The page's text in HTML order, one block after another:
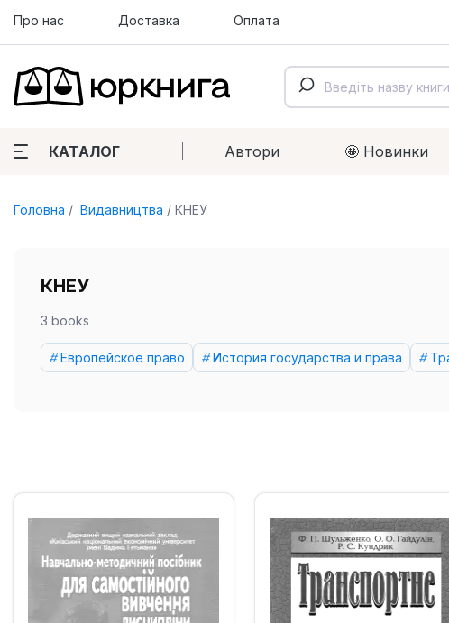
Про нас Доставка Оплата
КАТАЛОГ Автори 🤩 Новинки
Головна Видавництва КНЕУ
КНЕУ
3 books
Европейское право История государства и права